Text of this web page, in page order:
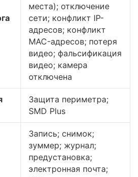
места); отключение
сети; конфликт IP-
адресов; конфликт
MAC-адресов; потеря
видео; фальсификация
видео; камера
отключена
Защита периметра;
SMD Plus
Запись; снимок;
зуммер; журнал;
предустановка;
электронная почта;